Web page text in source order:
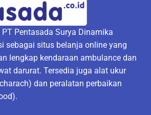
Pentasada Surya Dinamika
sebagai situs belanja online yang
lengkap kendaraan ambulance dan
darurat. Tersedia juga alat ukur
dan peralatan perbaikan